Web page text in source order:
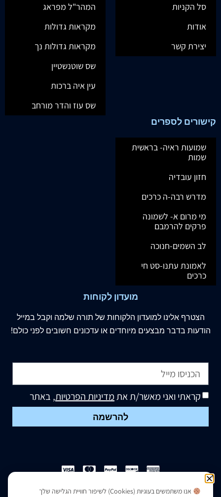
סל הקניות
אודות
יצירת קשר
המהר"ל מפראג
מקראות גדולות
מקראות גדולות נך
שס שוטנשטיין
עין איה ברכות
שס עוז והדר מורחב
קישורים לספרים
שמועות ראיה- בראשית
שמות
חזון עובדיה
מדרש רבה-ה כרכים
מי מרום א- לשמונה
פרקים להרמבם
לב השמים-חנוכה
לאמונת עתנו-סט חי
כרכים
מועדון לקוחות
הצטרף אלינו למועדון הלקוחות של תורה שלמה וקבל במייל
הודעות בדבר מבצעים מיוחדים או עדכונים חשובים לפני כולם!
קראתי ואני מאשר/ת אתמדיניות הפרטיות, באתר
להרשמה
הצהרת נגישות|מדיניות פרטיות
אנו משתמשים בעוגיות (Cookies) לשיפור חוויית הגלישה שלך